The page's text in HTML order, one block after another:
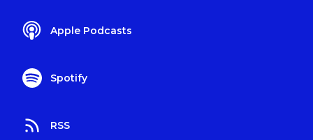
Apple Podcasts
Spotify
RSS